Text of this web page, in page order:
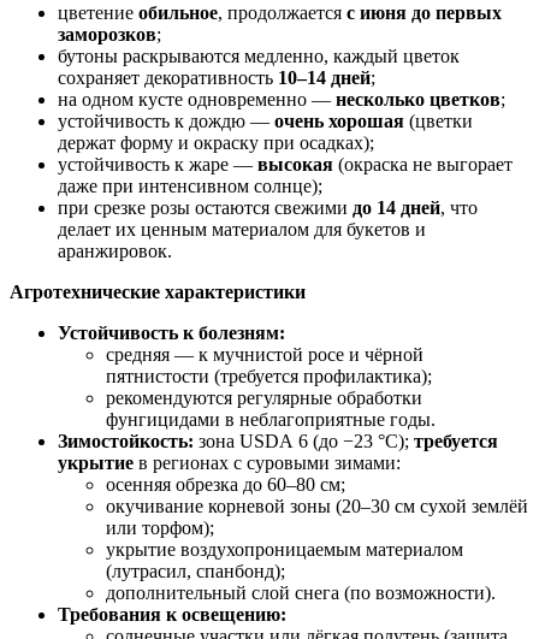
цветение обильное, продолжается с июня до первых
заморозков;
бутоны раскрываются медленно, каждый цветок
сохраняет декоративность 10–14 дней;
на одном кусте одновременно — несколько цветков;
устойчивость к дождю — очень хорошая (цветки
держат форму и окраску при осадках);
устойчивость к жаре — высокая (окраска не выгорает
даже при интенсивном солнце);
при срезке розы остаются свежими до 14 дней, что
делает их ценным материалом для букетов и
аранжировок.
Агротехнические характеристики
Устойчивость к болезням:
средняя — к мучнистой росе и чёрной
пятнистости (требуется профилактика);
рекомендуются регулярные обработки
фунгицидами в неблагоприятные годы.
Зимостойкость: зона USDA 6 (до −23 °C); требуется
укрытие в регионах с суровыми зимами:
осенняя обрезка до 60–80 см;
окучивание корневой зоны (20–30 см сухой землёй
или торфом);
укрытие воздухопроницаемым материалом
(лутрасил, спанбонд);
дополнительный слой снега (по возможности).
Требования к освещению: